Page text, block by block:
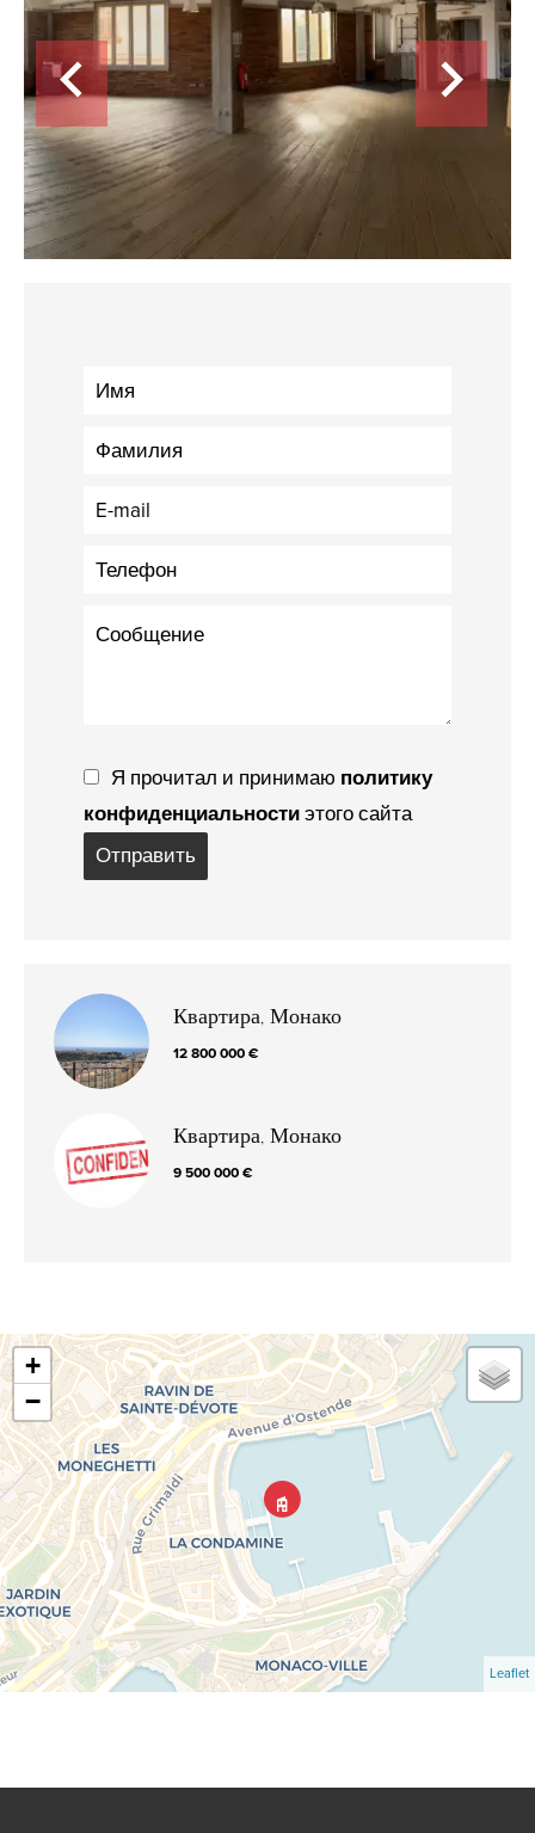
Я прочитал и принимаю политику
конфиденциальностиэтого сайта
Отправить
Квартира, Монако
12 800 000 €
Квартира, Монако
9 500 000 €
+
−
Leaflet